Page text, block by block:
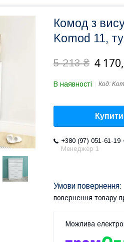
Комод з
Komоd 11,
5 213 ₴ 4
В наявності Код:
Купити
+380 (97) 051-61-19
Менеджер 1
повернення товару